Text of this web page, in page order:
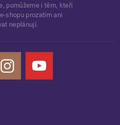
pomůžeme i těm, kteří
shopu prozatím ani
neplánují.
YouTube